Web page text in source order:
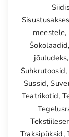
meestele,
Šokolaadid,
jõuludeks,
Suhkrutoosid,
Sussid,
Teatrikotid,
Traksipüksid,